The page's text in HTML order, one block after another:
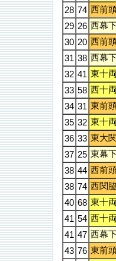
28 74 西前
29 26 西幕
30 20 西前
31 38 西幕
32 41 東十
33 58 西十
34 31 東前
35 32 東十
36 33 東大
37 25 東幕
38 44 西前
38 74 西関
40 68 東十
41 54 西十
41 47 西幕
43 76 東前